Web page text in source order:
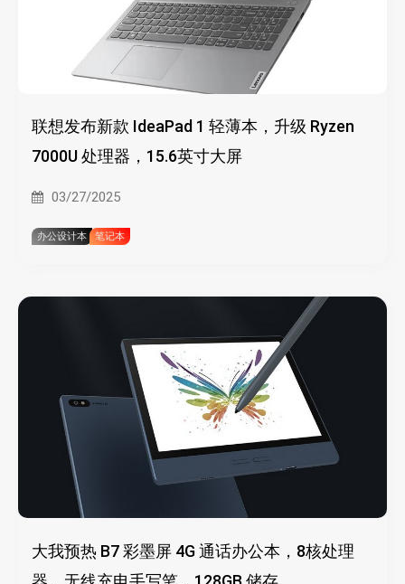
联想发布新款 IdeaPad 1 轻薄本，升级 Ryzen
7000U 处理器，15.6英寸大屏
03/27/2025
办公设计本 笔记本
大我预热 B7 彩墨屏 4G 通话办公本，8核处理